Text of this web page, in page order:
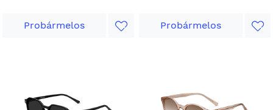
Probármelos Probármelos